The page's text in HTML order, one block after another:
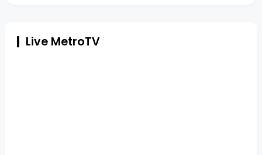
Live MetroTV